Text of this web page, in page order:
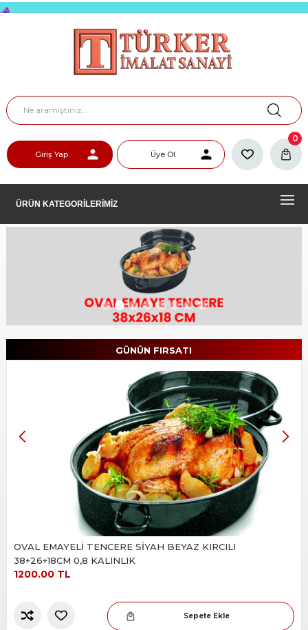
Giriş Yap Üye Ol
0
ÜRÜN KATEGORİLERİMİZ
GÜNÜN FIRSATI
OVAL EMAYELİ TENCERE SİYAH BEYAZ KIRCILI
38+26+18CM 0,8 KALINLIK
1200.00 TL
Sepete Ekle